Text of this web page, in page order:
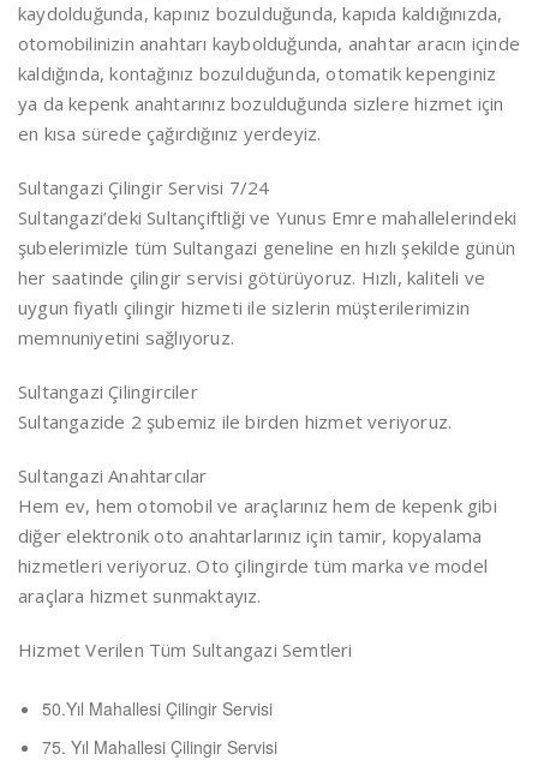
kaydolduğunda, kapınız bozulduğunda, kapıda kaldığınızda,
otomobilinizin anahtarı kaybolduğunda, anahtar aracın içinde
kaldığında, kontağınız bozulduğunda, otomatik kepenginiz
ya da kepenk anahtarınız bozulduğunda sizlere hizmet için
en kısa sürede çağırdığınız yerdeyiz.
Sultangazi Çilingir Servisi 7/24
Sultangazi’deki Sultançiftliği ve Yunus Emre mahallelerindeki
şubelerimizle tüm Sultangazi geneline en hızlı şekilde günün
her saatinde çilingir servisi götürüyoruz. Hızlı, kaliteli ve
uygun fiyatlı çilingir hizmeti ile sizlerin müşterilerimizin
memnuniyetini sağlıyoruz.
Sultangazi Çilingirciler
Sultangazide 2 şubemiz ile birden hizmet veriyoruz.
Sultangazi Anahtarcılar
Hem ev, hem otomobil ve araçlarınız hem de kepenk gibi
diğer elektronik oto anahtarlarınız için tamir, kopyalama
hizmetleri veriyoruz. Oto çilingirde tüm marka ve model
araçlara hizmet sunmaktayız.
Hizmet Verilen Tüm Sultangazi Semtleri
50.Yıl Mahallesi Çilingir Servisi
75. Yıl Mahallesi Çilingir Servisi